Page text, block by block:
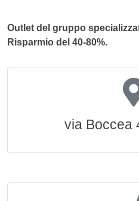
Outlet del gruppo
Risparmio del 40-80%.
via Boccea